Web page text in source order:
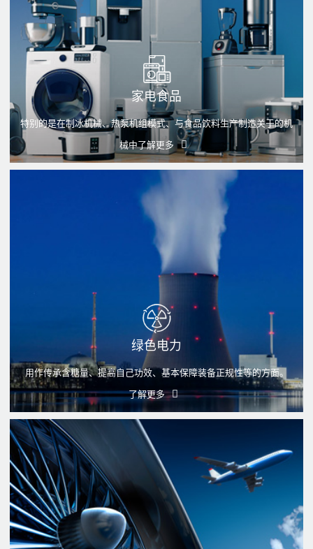
家电食品
特别的是在制冰机械、热泵机组模式、与食品饮料生产制造关于的机
械中了解更多
绿色电力
用作传承含糖量、提高自己功效、基本保障装备正规性等的方面。
了解更多